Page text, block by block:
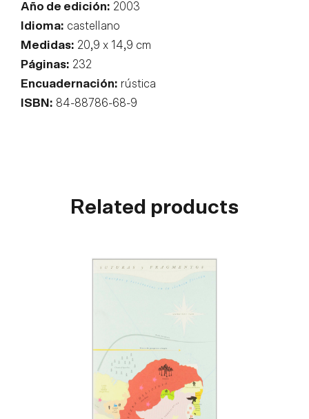
Año de edición: 2003
Idioma: castellano
Medidas: 20,9 x 14,9 cm
Páginas: 232
Encuadernación: rústica
ISBN: 84-88786-68-9
Related products